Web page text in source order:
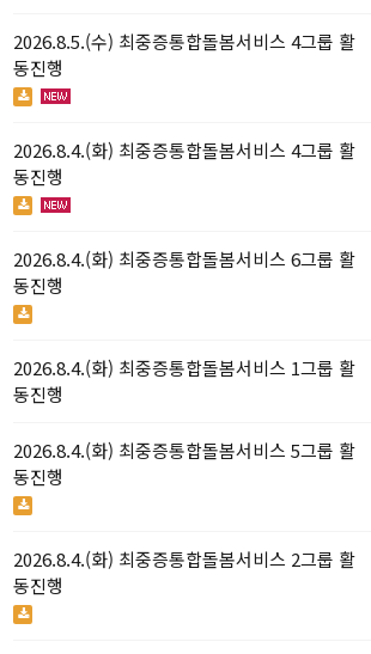
2026.8.5.(수) 최중증통합돌봄서비스 4그룹 활
동진행
2026.8.4.(화) 최중증통합돌봄서비스 4그룹 활
동진행
2026.8.4.(화) 최중증통합돌봄서비스 6그룹 활
동진행
2026.8.4.(화) 최중증통합돌봄서비스 1그룹 활
동진행
2026.8.4.(화) 최중증통합돌봄서비스 5그룹 활
동진행
2026.8.4.(화) 최중증통합돌봄서비스 2그룹 활
동진행